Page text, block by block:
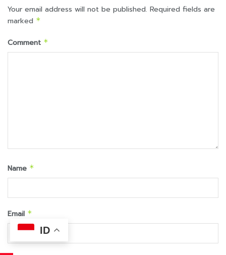
Your email address will not be published. Required fields are
marked *
Comment *
Name *
Email *
ID